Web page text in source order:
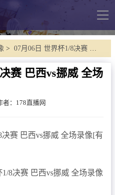
导
> 07月06日 世界杯1/8决赛 巴西vs挪威 全场录像
赛 巴西vs挪威 全场
者：178直播网
赛 巴西vs挪威 全场录像[有
8决赛 巴西vs挪威 全场录像